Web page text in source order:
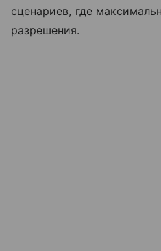
сценариев, где
разрешения.